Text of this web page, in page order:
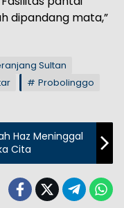
dipandang mata,”
Sultan
Probolinggo
Haz Meninggal
Cita